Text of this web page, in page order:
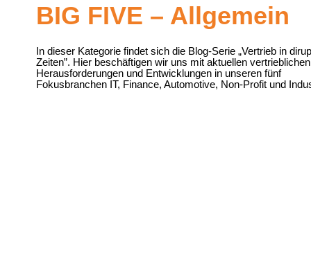
BIG FIVE – Allgemein
In dieser Kategorie findet sich die Blog-Serie „Vertrieb in
Zeiten”. Hier beschäftigen wir uns mit aktuellen vertrieblichen
Herausforderungen und Entwicklungen in unseren fünf
Fokusbranchen IT, Finance, Automotive, Non-Profit und